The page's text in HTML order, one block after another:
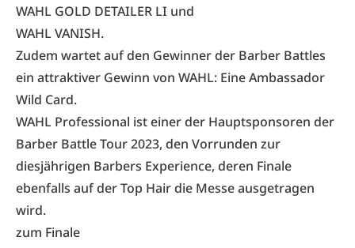
WAHL GOLD DETAILER LI und
WAHL VANISH.
Zudem wartet auf den Gewinner der Barber Battles
ein attraktiver Gewinn von WAHL: Eine Ambassador
Wild Card.
WAHL Professional ist einer der Hauptsponsoren der
Barber Battle Tour 2023, den Vorrunden zur
diesjährigen Barbers Experience, deren Finale
ebenfalls auf der Top Hair die Messe ausgetragen
wird.
zum Finale